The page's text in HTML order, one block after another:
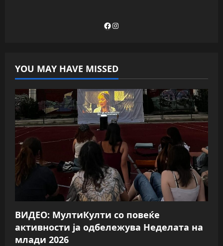
Facebook
Instagram
YOU MAY HAVE MISSED
ВИДЕО: МултиКулти со повеќе
активности ја одбележува Неделата на
млади 2026